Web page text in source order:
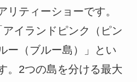
リティーショーです。
イランドピンク（ピン
ー（ブルー島）」とい
。2つの島を分ける最大